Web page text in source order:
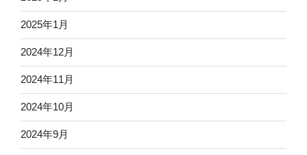
2025年1月
2024年12月
2024年11月
2024年10月
2024年9月